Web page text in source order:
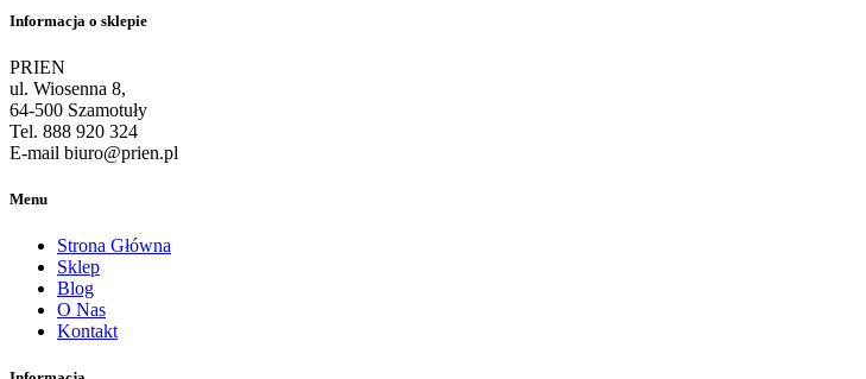
Informacja o sklepie
PRIEN
ul. Wiosenna 8,
64-500 Szamotuły
Tel. 888 920 324
E-mail biuro@prien.pl
Menu
Strona Główna
Sklep
Blog
O Nas
Kontakt